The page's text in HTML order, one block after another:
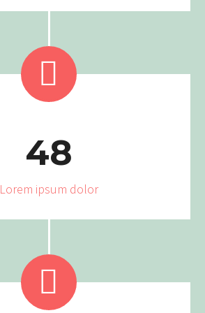


48
Lorem ipsum dolor

